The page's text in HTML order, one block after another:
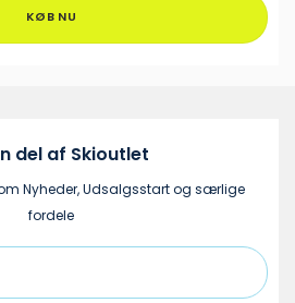
KØB NU
flere
varesiden
del af Skioutlet
Nyheder, Udsalgsstart og særlige
fordele